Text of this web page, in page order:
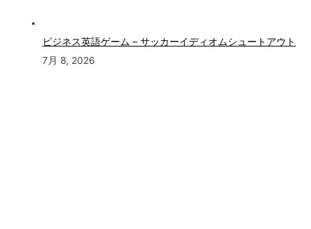
ビジネス英語ゲーム – サッカーイディオムシュートアウト
7月 8, 2026